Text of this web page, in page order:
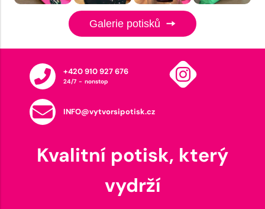
Galerie potisků
+420 910 927 676
24/7 - nonstop
INFO@vytvorsipotisk.cz
Kvalitní potisk, který
vydrží